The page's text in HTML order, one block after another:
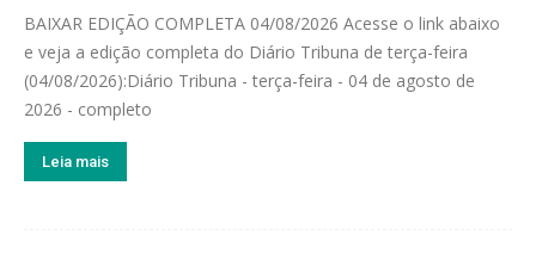
BAIXAR EDIÇÃO COMPLETA 04/08/2026 Acesse o link abaixo
e veja a edição completa do Diário Tribuna de terça-feira
(04/08/2026):Diário Tribuna - terça-feira - 04 de agosto de
2026 - completo
Leia mais